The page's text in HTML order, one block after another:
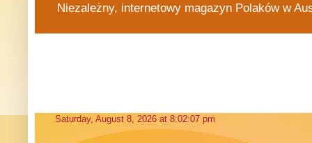
Niezależny, internetowy magazyn Polaków w